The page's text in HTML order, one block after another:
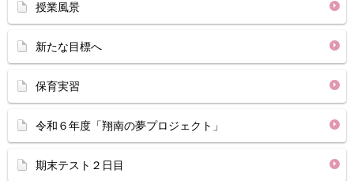
授業風景
新たな目標へ
保育実習
令和６年度「翔南の夢プロジェクト」
期末テスト２日目